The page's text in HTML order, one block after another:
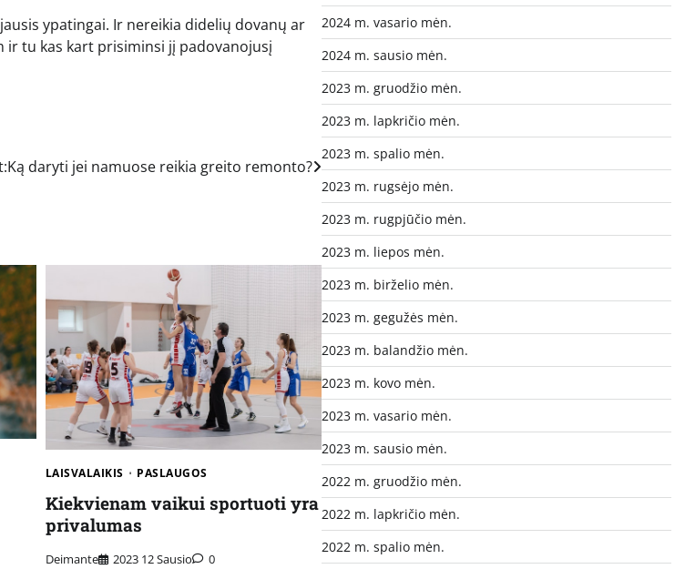
ypatingai. Ir nereikia didelių dovanų ar
ir tu kas kart prisiminsi jį padovanojusį
Ką daryti jei namuose reikia greito remonto?
LAISVALAIKIS PASLAUGOS
Kiekvienam vaikui sportuoti yra
privalumas
Deimante 2023 12 Sausio 0
2024 m. vasario mėn.
2024 m. sausio mėn.
2023 m. gruodžio mėn.
2023 m. lapkričio mėn.
2023 m. spalio mėn.
2023 m. rugsėjo mėn.
2023 m. rugpjūčio mėn.
2023 m. liepos mėn.
2023 m. birželio mėn.
2023 m. gegužės mėn.
2023 m. balandžio mėn.
2023 m. kovo mėn.
2023 m. vasario mėn.
2023 m. sausio mėn.
2022 m. gruodžio mėn.
2022 m. lapkričio mėn.
2022 m. spalio mėn.